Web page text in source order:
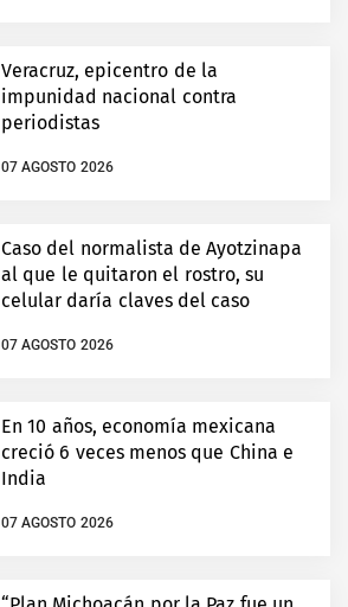
Veracruz, epicentro de la
impunidad nacional contra
periodistas
07 AGOSTO 2026
Caso del normalista de Ayotzinapa
al que le quitaron el rostro, su
celular daría claves del caso
07 AGOSTO 2026
En 10 años, economía mexicana
creció 6 veces menos que China e
India
07 AGOSTO 2026